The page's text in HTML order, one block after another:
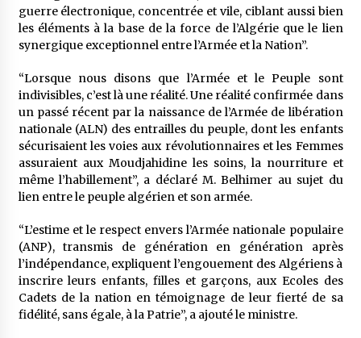
guerre électronique, concentrée et vile, ciblant aussi bien
les éléments à la base de la force de l’Algérie que le lien
synergique exceptionnel entre l’Armée et la Nation”.
“Lorsque nous disons que l’Armée et le Peuple sont
indivisibles, c’est là une réalité. Une réalité confirmée dans
un passé récent par la naissance de l’Armée de libération
nationale (ALN) des entrailles du peuple, dont les enfants
sécurisaient les voies aux révolutionnaires et les Femmes
assuraient aux Moudjahidine les soins, la nourriture et
même l’habillement”, a déclaré M. Belhimer au sujet du
lien entre le peuple algérien et son armée.
“L’estime et le respect envers l’Armée nationale populaire
(ANP), transmis de génération en génération après
l’indépendance, expliquent l’engouement des Algériens à
inscrire leurs enfants, filles et garçons, aux Ecoles des
Cadets de la nation en témoignage de leur fierté de sa
fidélité, sans égale, à la Patrie”, a ajouté le ministre.